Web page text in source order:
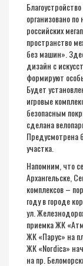
организовано
российских
пространство
без машин».
дизайн с
формируют
Будет
игровые
безопасным
сделана
Предусмотрена
участка.
Напомним, что
Архангельске,
комплексов –
году в городе
ул.
приемка ЖК
ЖК «Парус» на
ЖК «Nordica»
на пр.